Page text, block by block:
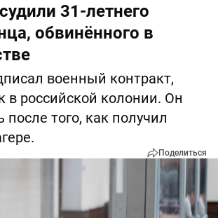
31-летнего
обвинённого в
военный контракт,
в российской колонии. Он
после того, как получил
Поделиться